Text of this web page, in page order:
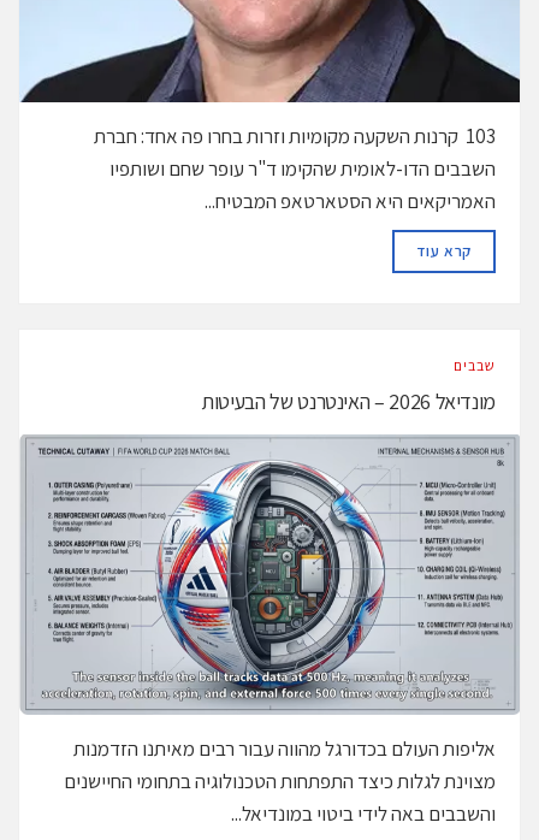
103 קרנות השקעה מקומיות וזרות בחרו פה אחד: חברת
השבבים הדו-לאומית שהקימו ד"ר עופר שחם ושותפיו
האמריקאים היא הסטארטאפ המבטיח...
קרא עודDETAILS
‫שבבים‬
מונדיאל 2026 – האינטרנט של הבעיטות
אליפות העולם בכדורגל מהווה עבור רבים מאיתנו הזדמנות
מצוינת לגלות כיצד התפתחות הטכנולוגיה בתחומי החיישנים
והשבבים באה לידי ביטוי במונדיאל...